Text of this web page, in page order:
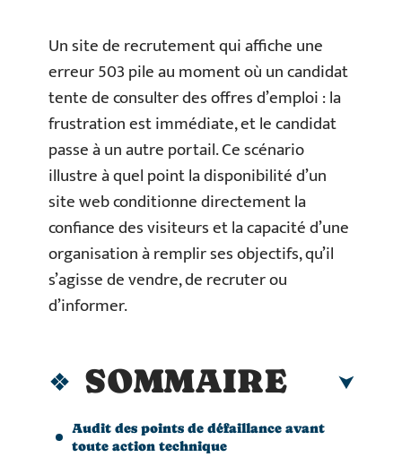
Un site de recrutement qui affiche une
erreur 503 pile au moment où un candidat
tente de consulter des offres d’emploi : la
frustration est immédiate, et le candidat
passe à un autre portail. Ce scénario
illustre à quel point la disponibilité d’un
site web conditionne directement la
confiance des visiteurs et la capacité d’une
organisation à remplir ses objectifs, qu’il
s’agisse de vendre, de recruter ou
d’informer.
SOMMAIRE
Audit des points de défaillance avant
toute action technique